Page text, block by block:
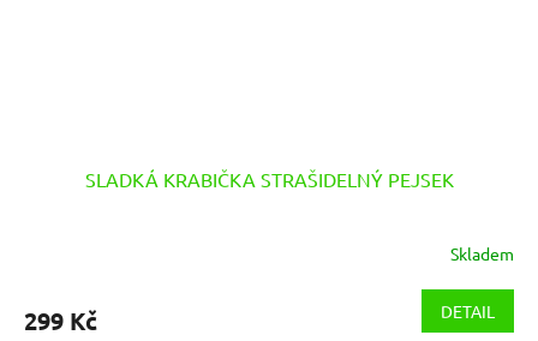
SLADKÁ KRABIČKA STRAŠIDELNÝ PEJSEK
Skladem
299 Kč DETAIL